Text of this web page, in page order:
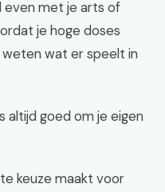
even met je arts of
je hoge doses
weten wat er speelt in
altijd goed om je eigen
keuze maakt voor